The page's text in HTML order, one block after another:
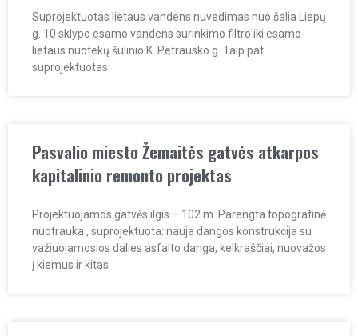
Suprojektuotas lietaus vandens nuvedimas nuo šalia Liepų
g. 10 sklypo esamo vandens surinkimo filtro iki esamo
lietaus nuotekų šulinio K. Petrausko g. Taip pat
suprojektuotas
Pasvalio miesto Žemaitės gatvės atkarpos
kapitalinio remonto projektas
Projektuojamos gatvės ilgis – 102 m. Parengta topografinė
nuotrauka , suprojektuota: nauja dangos konstrukcija su
važiuojamosios dalies asfalto danga, kelkraščiai, nuovažos
į kiemus ir kitas